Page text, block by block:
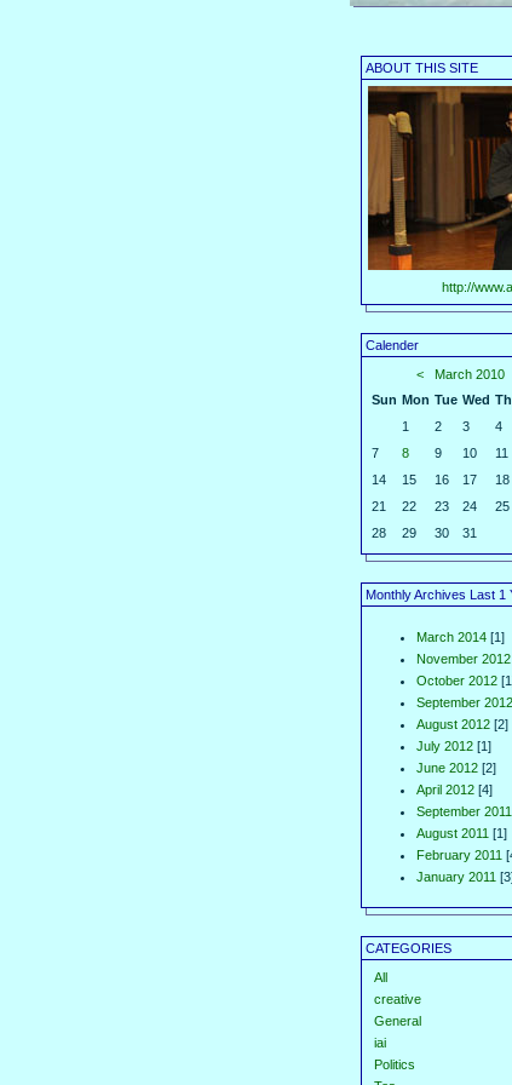
ABOUT THIS SITE
http://
Calender
<
March 2010
Sun Mon Tue Wed
1
2 3 4
7
8 9 10 11
14
15 16 17 18
21
22 23 24 25
28
29 30 31
Monthly Archives Last 1
March 2014 [1]
November 2012
October 2012
September 2012
August 2012 [2]
July 2012 [1]
June 2012 [2]
April 2012 [4]
September 2011
August 2011 [1]
February 2011
January 2011
CATEGORIES
All
creative
General
iai
Politics